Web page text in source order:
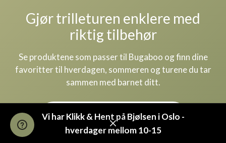
Vi har Klikk & Hent på Bjølsen i Oslo -
hverdager mellom 10-15
Gjør trilleturen enklere med
riktig tilbehør
Se produktene som passer til Bugaboo og finn dine
favoritter til hverdagen, sommeren og turene du tar
sammen med barnet ditt.
Se alle Tinkafu sine produkter